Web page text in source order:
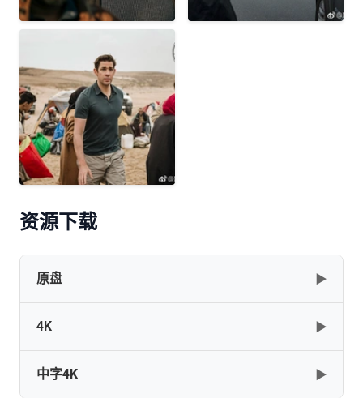
资源下载
原盘 ▶
Tom.Clancys.Jack.Ryan.S02.2160p.BluRay.HEVC.DTS-
[143.68GB]
4K ▶
Tom.Clancys.Jack.Ryan.S01.2160p.BluRay.x265.10bit.SDR.DTS-
中字4K ▶